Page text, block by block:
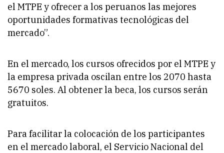
el MTPE y ofrecer a los peruanos las mejores
oportunidades formativas tecnológicas del
mercado”.
En el mercado, los cursos ofrecidos por el MTPE y
la empresa privada oscilan entre los 2070 hasta
5670 soles. Al obtener la beca, los cursos serán
gratuitos.
Para facilitar la colocación de los participantes
en el mercado laboral, el Servicio Nacional del